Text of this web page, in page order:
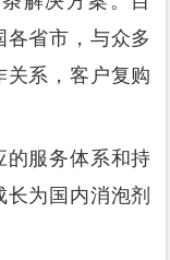
省市，与众多
系，客户复购
服务体系和持
为国内消泡剂